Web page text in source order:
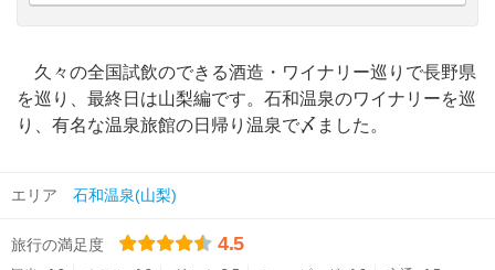
久々の全国試飲のできる酒造・ワイナリー巡りで長野県
を巡り、最終日は山梨編です。石和温泉のワイナリーを巡
り、有名な温泉旅館の日帰り温泉で〆ました。
エリア 石和温泉(山梨)
旅行の満足度 4.5